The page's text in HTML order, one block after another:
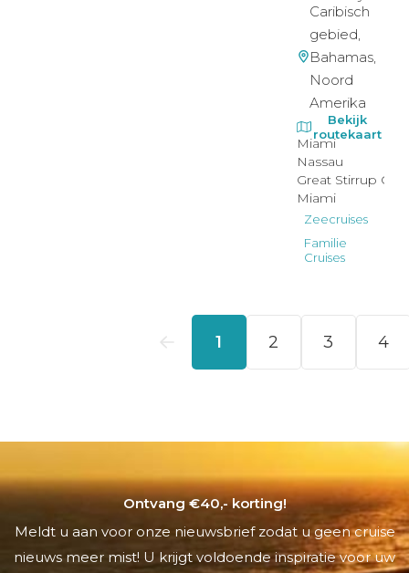
Ontvang €40,- korting!
Meldt u aan voor onze nieuwsbrief zodat u geen cruise
nieuws meer mist! U krijgt voldoende inspiratie voor uw